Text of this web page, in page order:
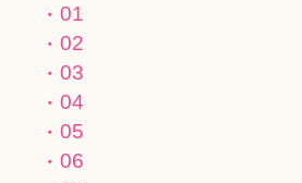
01
02
03
04
05
06